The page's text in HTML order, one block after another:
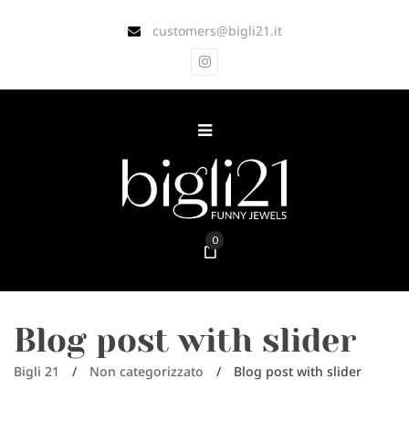
customers@bigli21.it
0
Blog post with slider
Bigli 21 / Non categorizzato / Blog post with slider